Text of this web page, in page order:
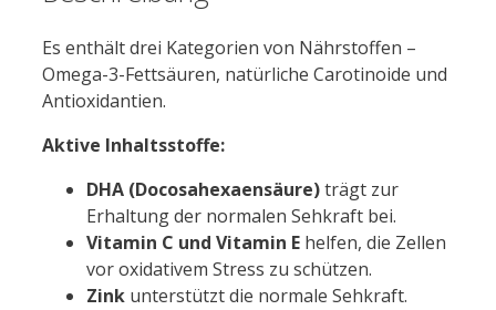
Es enthält drei Kategorien von Nährstoffen –
Omega-3-Fettsäuren, natürliche Carotinoide und
Antioxidantien.
Aktive Inhaltsstoffe:
DHA (Docosahexaensäure)trägt zur
Erhaltung der normalen Sehkraft bei.
Vitamin C und Vitamin E helfen, die Zellen
vor oxidativem Stress zu schützen.
Zink unterstützt die normale Sehkraft.